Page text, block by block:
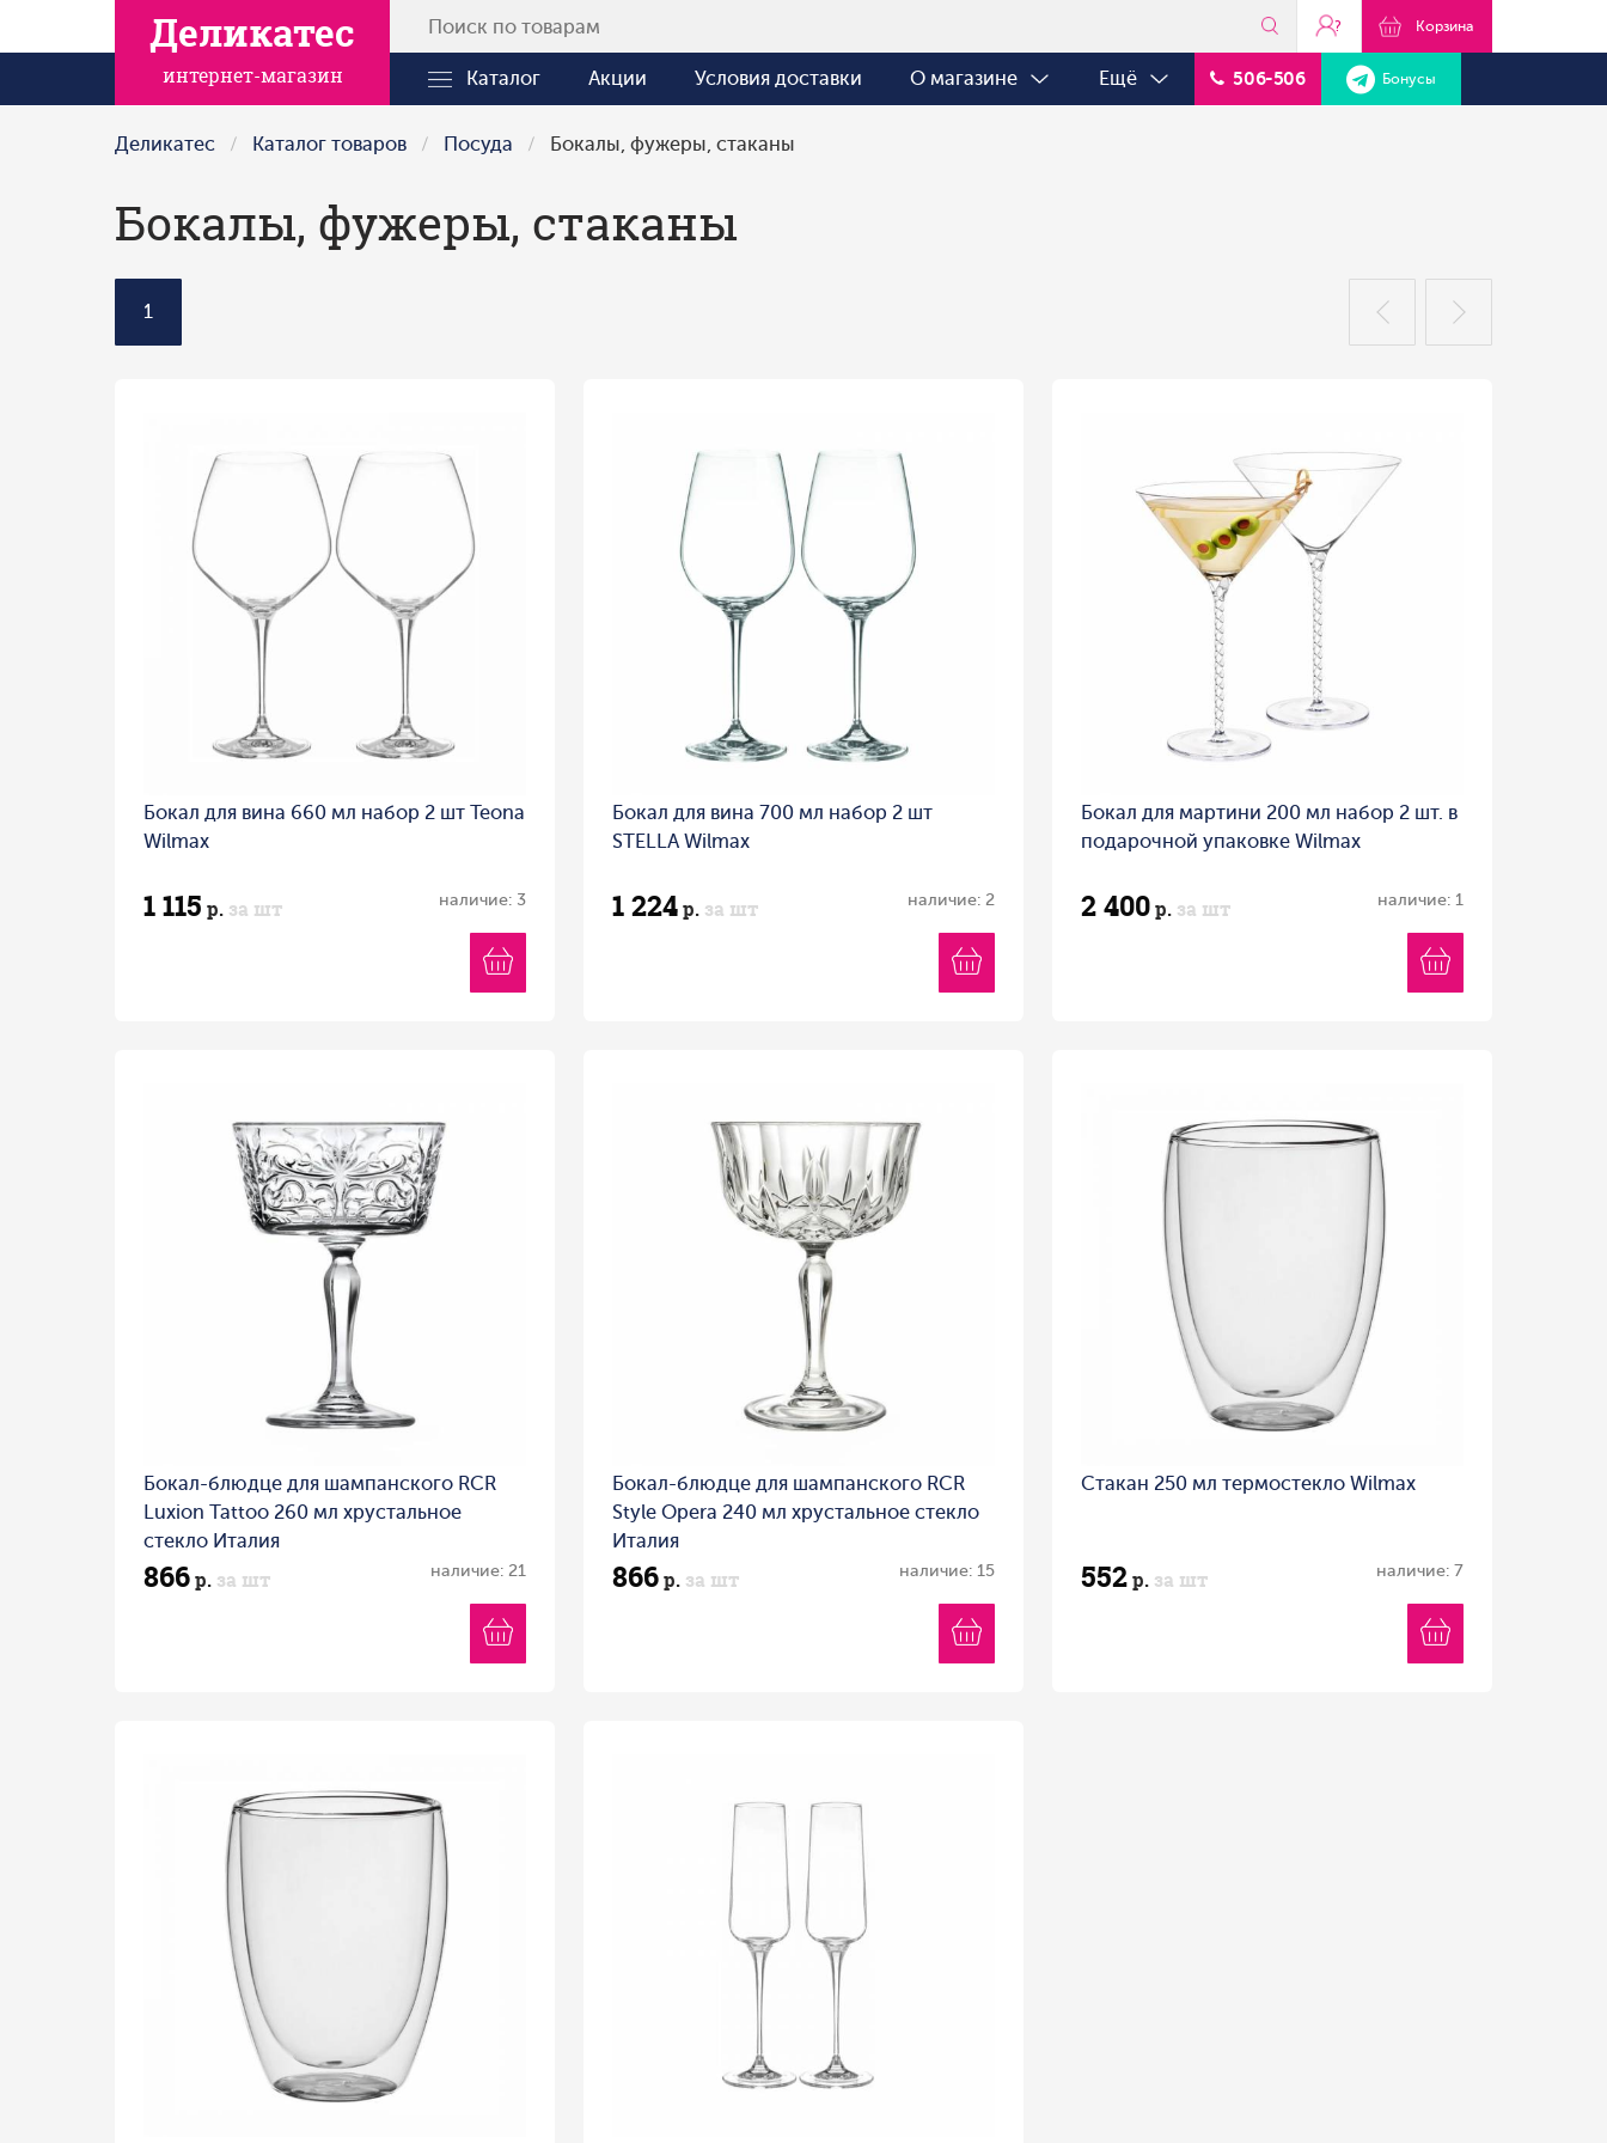
Деликатес
интернет-магазин
? Корзина
Каталог Акции Условия доставки О магазине Ещё 506-506 Бонусы
Деликатес Каталог товаров Посуда Бокалы, фужеры, стаканы
Бокалы, фужеры, стаканы
1
Бокал для вина 660 мл набор 2 шт Teona
Wilmax
1 115 р. за шт наличие: 3
Бокал для вина 700 мл набор 2 шт
STELLA Wilmax
1 224р. за шт наличие: 2
Бокал для мартини 200 мл набор 2 шт. в
подарочной упаковке Wilmax
2 400р. за шт наличие: 1
Бокал-блюдце для шампанского RCR
Luxion Tattoo 260 мл хрустальное
стекло Италия
866р. за шт наличие: 21
Бокал-блюдце для шампанского RCR
Style Opera 240 мл хрустальное стекло
Италия
866р. за шт наличие: 15
Стакан 250 мл термостекло Wilmax
552р. за шт наличие: 7